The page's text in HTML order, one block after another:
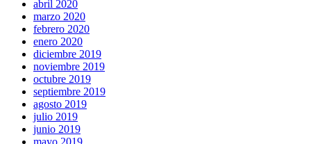
abril 2020
marzo 2020
febrero 2020
enero 2020
diciembre 2019
noviembre 2019
octubre 2019
septiembre 2019
agosto 2019
julio 2019
junio 2019